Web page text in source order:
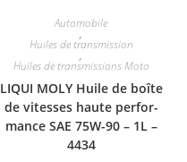
Automobile
,
Huiles de transmission
,
Huiles de transmissions Moto
LIQUI MOLY Huile de boîte
de vitesses haute perfor­
mance SAE 75W-90 – 1L –
4434